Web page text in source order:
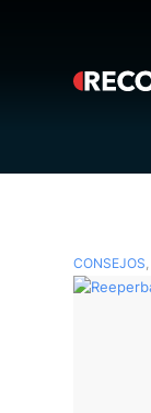
CONSEJOS,